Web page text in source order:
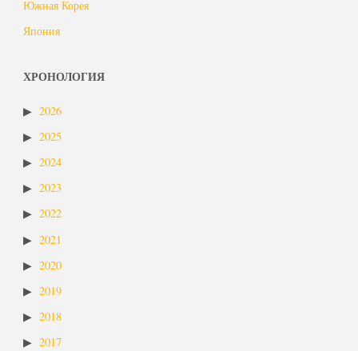
Южная Корея
Япония
ХРОНОЛОГИЯ
2026
2025
2024
2023
2022
2021
2020
2019
2018
2017